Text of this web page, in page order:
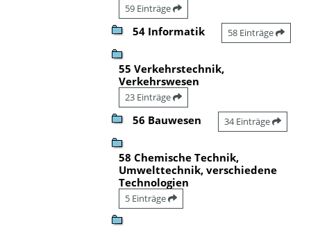
59 Einträge
54 Informatik 58 Einträge
55 Verkehrstechnik,
Verkehrswesen
23 Einträge
56 Bauwesen 34 Einträge
58 Chemische Technik,
Umwelttechnik, verschiedene
Technologien
5 Einträge